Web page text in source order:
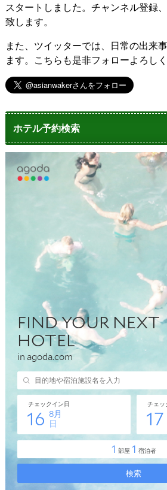
スタートしました。チャンネル登録
致します。
また、ツイッターでは、日常の出来
ます。こちらも是非フォローよろし
ホテル予約検索